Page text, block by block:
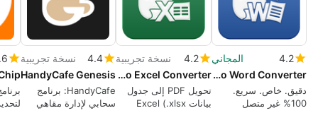
4.2
المجاني
PDF to Word Converter
دقيق. خاص. سريع.
100% غير متصل
4.2
نسخة تجريبية
Flyingbee PDF to Excel Converter
تحويل PDF إلى جدول
بيانات Excel (.xlsx
4.4
نسخة تجريبية
HandyCafe Genesis
HandyCafe: برنامج
سحابي لإدارة مقاهي